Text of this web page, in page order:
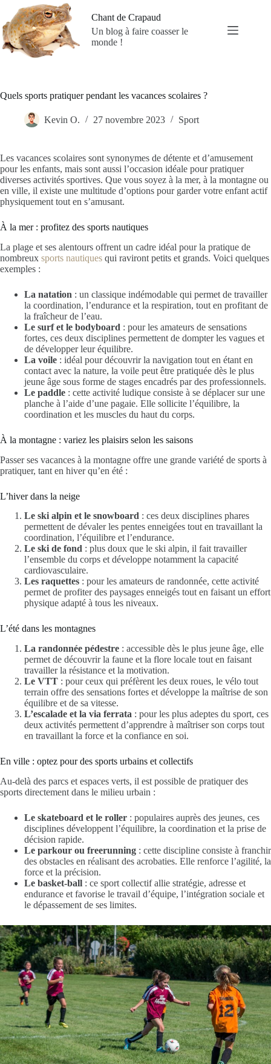
contenu
Chant de Crapaud
Un blog à faire coasser le
monde !
Quels sports pratiquer pendant les vacances scolaires ?
Kevin O. 27 novembre 2023 Sport
Les vacances scolaires sont synonymes de détente et d’amusement
pour les enfants, mais sont aussi l’occasion idéale pour pratiquer
diverses activités sportives. Que vous soyez à la mer, à la montagne ou
en ville, il existe une multitude d’options pour garder votre enfant actif
physiquement tout en s’amusant.
À la mer : profitez des sports nautiques
La plage et ses alentours offrent un cadre idéal pour la pratique de
nombreux sports nautiques qui raviront petits et grands. Voici quelques
exemples :
La natation : un classique indémodable qui permet de travailler
la coordination, l’endurance et la respiration, tout en profitant de
la fraîcheur de l’eau.
Le surf et le bodyboard : pour les amateurs de sensations
fortes, ces deux disciplines permettent de dompter les vagues et
de développer leur équilibre.
La voile : idéal pour découvrir la navigation tout en étant en
contact avec la nature, la voile peut être pratiquée dès le plus
jeune âge sous forme de stages encadrés par des professionnels.
Le paddle : cette activité ludique consiste à se déplacer sur une
planche à l’aide d’une pagaie. Elle sollicite l’équilibre, la
coordination et les muscles du haut du corps.
À la montagne : variez les plaisirs selon les saisons
Passer ses vacances à la montagne offre une grande variété de sports à
pratiquer, tant en hiver qu’en été :
L’hiver dans la neige
Le ski alpin et le snowboard : ces deux disciplines phares
permettent de dévaler les pentes enneigées tout en travaillant la
coordination, l’équilibre et l’endurance.
Le ski de fond : plus doux que le ski alpin, il fait travailler
l’ensemble du corps et développe notamment la capacité
cardiovasculaire.
Les raquettes : pour les amateurs de randonnée, cette activité
permet de profiter des paysages enneigés tout en faisant un effort
physique adapté à tous les niveaux.
L’été dans les montagnes
La randonnée pédestre : accessible dès le plus jeune âge, elle
permet de découvrir la faune et la flore locale tout en faisant
travailler la résistance et la motivation.
Le VTT : pour ceux qui préfèrent les deux roues, le vélo tout
terrain offre des sensations fortes et développe la maîtrise de son
équilibre et de sa vitesse.
L’escalade et la via ferrata : pour les plus adeptes du sport, ces
deux activités permettent d’apprendre à maîtriser son corps tout
en travaillant la force et la confiance en soi.
En ville : optez pour des sports urbains et collectifs
Au-delà des parcs et espaces verts, il est possible de pratiquer des
sports directement dans le milieu urbain :
Le skateboard et le roller : populaires auprès des jeunes, ces
disciplines développent l’équilibre, la coordination et la prise de
décision rapide.
Le parkour ou freerunning : cette discipline consiste à franchir
des obstacles en réalisant des acrobaties. Elle renforce l’agilité, la
force et la précision.
Le basket-ball : ce sport collectif allie stratégie, adresse et
endurance et favorise le travail d’équipe, l’intégration sociale et
le dépassement de ses limites.